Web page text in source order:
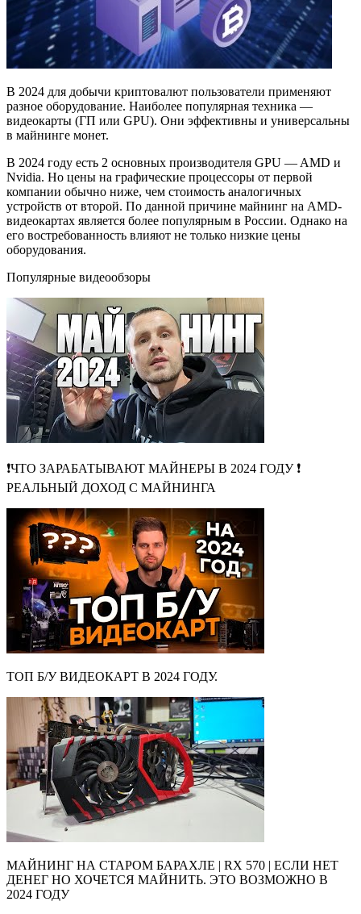
В 2024 для добычи криптовалют пользователи применяют
разное оборудование. Наиболее популярная техника —
видеокарты (ГП или GPU). Они эффективны и универсальны
в майнинге монет.
В 2024 году есть 2 основных производителя GPU — AMD и
Nvidia. Но цены на графические процессоры от первой
компании обычно ниже, чем стоимость аналогичных
устройств от второй. По данной причине майнинг на AMD-
видеокартах является более популярным в России. Однако на
его востребованность влияют не только низкие цены
оборудования.
Популярные видеообзоры
❗️ЧТО ЗАРАБАТЫВАЮТ МАЙНЕРЫ В 2024 ГОДУ ❗️
РЕАЛЬНЫЙ ДОХОД С МАЙНИНГА
ТОП Б/У ВИДЕОКАРТ В 2024 ГОДУ.
МАЙНИНГ НА СТАРОМ БАРАХЛЕ | RX 570 | ЕСЛИ НЕТ
ДЕНЕГ НО ХОЧЕТСЯ МАЙНИТЬ. ЭТО ВОЗМОЖНО В
2024 ГОДУ